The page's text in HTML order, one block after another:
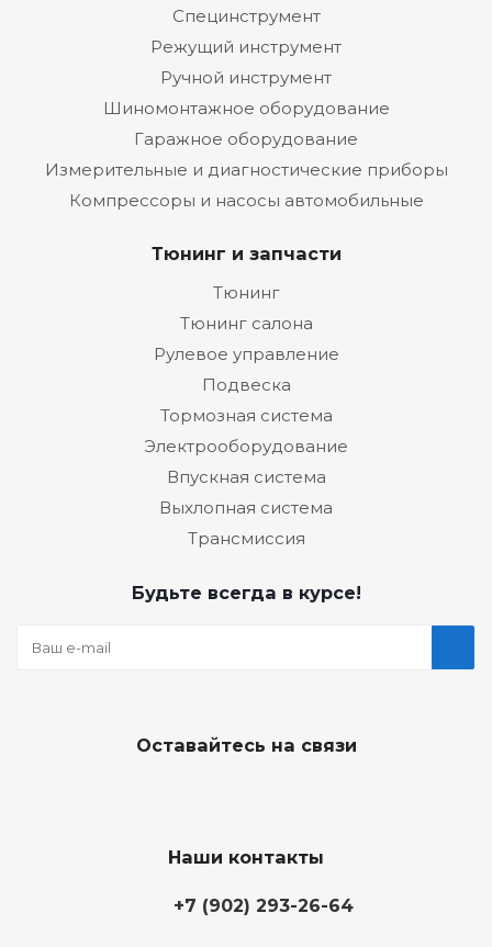
Специнструмент
Режущий инструмент
Ручной инструмент
Шиномонтажное оборудование
Гаражное оборудование
Измерительные и диагностические приборы
Компрессоры и насосы автомобильные
Тюнинг и запчасти
Тюнинг
Тюнинг салона
Рулевое управление
Подвеска
Тормозная система
Электрооборудование
Впускная система
Выхлопная система
Трансмиссия
Будьте всегда в курсе!
Оставайтесь на связи
Наши контакты
+7 (902) 293-26-64